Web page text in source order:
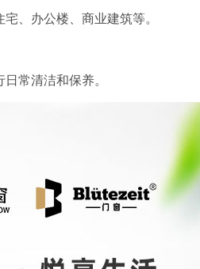
、办公楼、商业建筑等。
常清洁和保养。